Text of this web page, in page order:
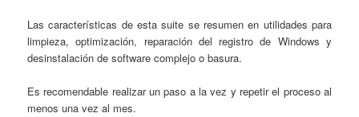
Las características de esta suite se resumen en utilidades para
limpieza, optimización, reparación del registro de Windows y
desinstalación de software complejo o basura.
Es recomendable realizar un paso a la vez y repetir el proceso al
menos una vez al mes.